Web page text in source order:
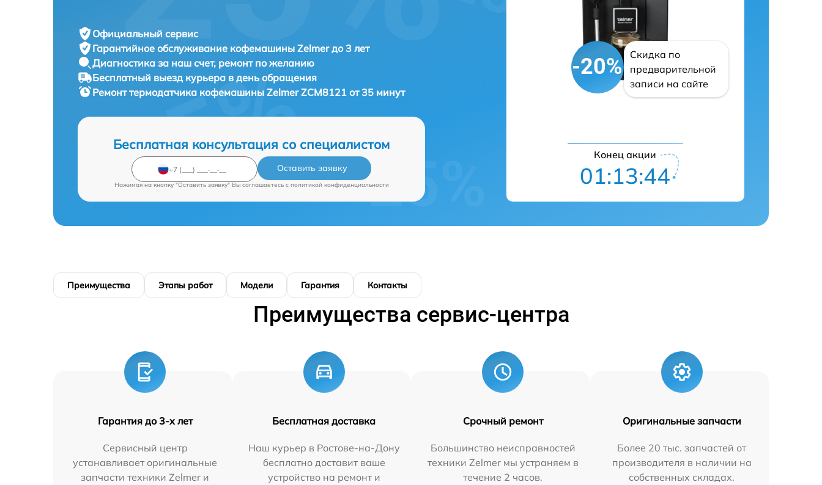
Официальный сервис
Гарантийное обслуживание кофемашины Zelmer до 3 лет
Диагностика за наш счет, ремонт по желанию
Бесплатный выезд курьера в день обращения
Ремонт термодатчика кофемашины Zelmer ZCM8121 от 35 минут
Бесплатная консультация со специалистом
Оставить заявку
Нажимая на кнопку "Оставить заявку" Вы соглашаетесь c политикой конфиденциальности
-20%
Скидка по
предварительной
записи на сайте
Конец акции
01:13:43
Преимущества Этапы работ Модели Гарантия Контакты
Преимущества сервис-центра
Гарантия до 3-х лет
Сервисный центр
устанавливает оригинальные
запчасти техники Zelmer и
Бесплатная доставка
Наш курьер в Ростове-на-Дону
бесплатно доставит ваше
устройство на ремонт и
Срочный ремонт
Большинство неисправностей
техники Zelmer мы устраняем в
течение 2 часов.
Оригинальные запчасти
Более 20 тыс. запчастей от
производителя в наличии на
собственных складах.